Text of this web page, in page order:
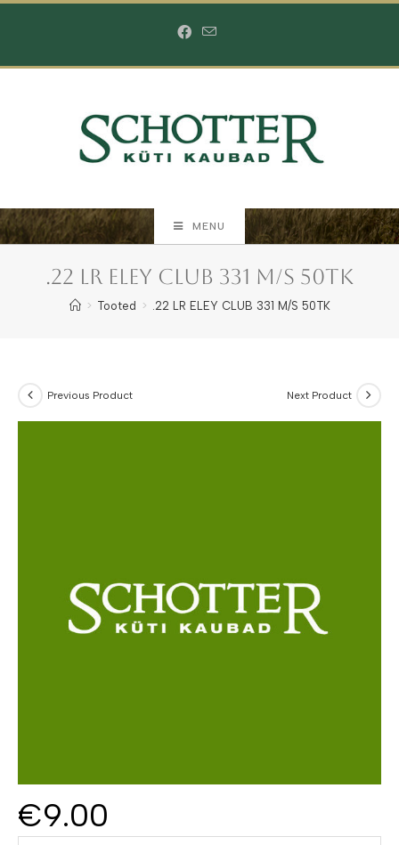
MENU
.22 LR ELEY CLUB 331 M/S 50TK
> Tooted > .22 LR ELEY CLUB 331 M/S 50TK
Previous Product Next Product
€9.00